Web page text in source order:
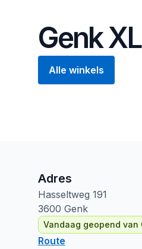
Genk
Alle winkels
Adres
Hasseltweg 191
3600 Genk
Vandaag geopend van
Route